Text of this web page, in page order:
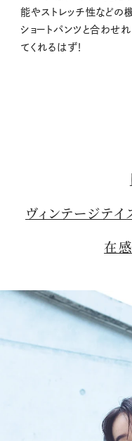
能やストレッチ性などの
ショートパンツと合わせ
てくれるはず！
ヴィンテージテ
在